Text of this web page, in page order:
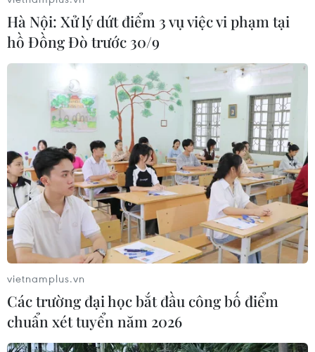
Hà Nội: Xử lý dứt điểm 3 vụ việc vi phạm tại
hồ Đồng Đò trước 30/9
vietnamplus.vn
Các trường đại học bắt đầu công bố điểm
chuẩn xét tuyển năm 2026